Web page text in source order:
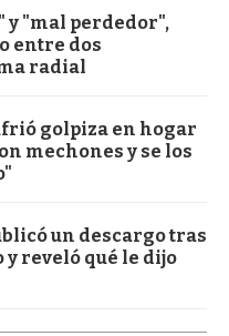
y "mal perdedor",
entre dos
radial
golpiza en hogar
mechones y se los
un descargo tras
reveló qué le dijo